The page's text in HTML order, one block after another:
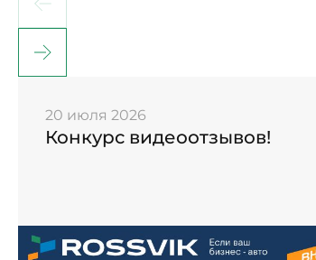
20 июля 2026
Конкурс видеоотзывов!